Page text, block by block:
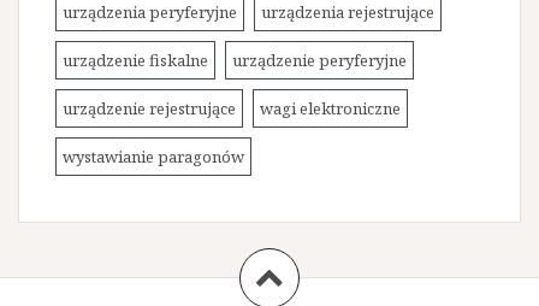
urządzenia peryferyjne urządzenia rejestrujące
urządzenie fiskalne urządzenie peryferyjne
urządzenie rejestrujące wagi elektroniczne
wystawianie paragonów